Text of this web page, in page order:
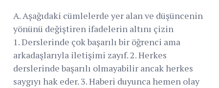
A. Aşağıdaki cümlelerde yer alan ve düşüncenin
yönünü değiştiren ifadelerin altını çizin
1. Derslerinde çok başarılı bir öğrenci ama
arkadaşlarıyla iletişimi zayıf. 2. Herkes
derslerinde başarılı olmayabilir ancak herkes
saygıyı hak eder. 3. Haberi duyunca hemen olay